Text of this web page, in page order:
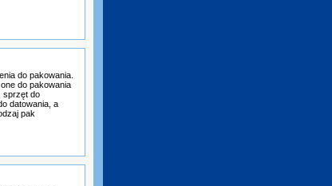
do pakowania.
do pakowania
sprzęt do
datowania, a
pak